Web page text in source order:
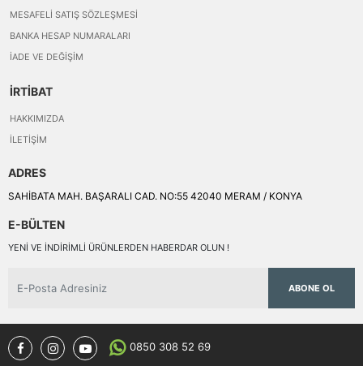
MESAFELI SATIŞ SÖZLEŞMESI
BANKA HESAP NUMARALARI
İADE VE DEĞIŞIM
İRTİBAT
HAKKIMIZDA
İLETIŞIM
ADRES
SAHİBATA MAH. BAŞARALI CAD. NO:55 42040 MERAM / KONYA
E-BÜLTEN
YENI VE INDIRIMLI ÜRÜNLERDEN HABERDAR OLUN !
ABONE OL
0850 308 52 69